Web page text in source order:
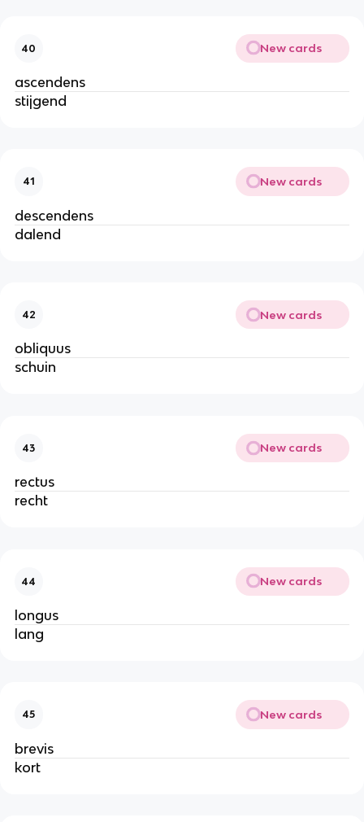
40 New cards
ascendens
stijgend
41 New cards
descendens
dalend
42 New cards
obliquus
schuin
43 New cards
rectus
recht
44 New cards
longus
lang
45 New cards
brevis
kort